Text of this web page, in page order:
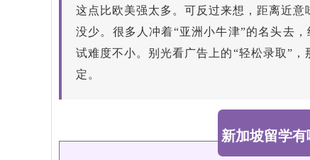
这点比欧美强太多。可反过来想，距离近
没少。很多人冲着“亚洲小牛津”的名头去
试难度不小。别光看广告上的“轻松录取”
定。
新加坡留学